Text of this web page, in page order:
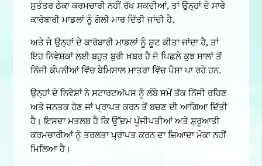
ਸੁਤੰਤਰ ਠੇਕਾ ਕਰਮਚਾਰੀ ਨਹੀਂ ਰੱਖ ਸਕਦੀਆਂ, ਤਾਂ ਉਨ੍ਹਾਂ ਦੇ ਸਾਰੇ
ਕਾਰੋਬਾਰੀ ਮਾਡਲਾਂ ਨੂੰ ਗੋਲੀ ਮਾਰ ਦਿੱਤੀ ਜਾਂਦੀ ਹੈ.
ਅਤੇ ਜੇ ਉਨ੍ਹਾਂ ਦੇ ਕਾਰੋਬਾਰੀ ਮਾਡਲਾਂ ਨੂੰ ਸ਼ੂਟ ਕੀਤਾ ਜਾਂਦਾ ਹੈ, ਤਾਂ
ਇਹ ਨਿਵੇਸ਼ਕਾਂ ਲਈ ਬਹੁਤ ਬੁਰੀ ਖ਼ਬਰ ਹੈ ਜੋ ਪਿਛਲੇ ਕੁਝ ਸਾਲਾਂ ਤੋਂ
ਨਿੱਜੀ ਕੰਪਨੀਆਂ ਵਿੱਚ ਬੇਮਿਸਾਲ ਮਾਤਰਾ ਵਿੱਚ ਪੈਸਾ ਪਾ ਰਹੇ ਹਨ.
ਉਨ੍ਹਾਂ ਦੇ ਨਿਵੇਸ਼ਾਂ ਨੇ ਸਟਾਰਟਅੱਪਸ ਨੂੰ ਲੰਬੇ ਸਮੇਂ ਤੱਕ ਨਿੱਜੀ ਰਹਿਣ
ਅਤੇ ਜਨਤਕ ਹੋਣ ਜਾਂ ਪ੍ਰਾਪਤ ਕਰਨ ਤੋਂ ਬਚਣ ਦੀ ਆਗਿਆ ਦਿੱਤੀ
ਹੈ। ਇਸਦਾ ਮਤਲਬ ਹੈ ਕਿ ਉੱਦਮ ਪੂੰਜੀਪਤੀਆਂ ਅਤੇ ਸ਼ੁਰੂਆਤੀ
ਕਰਮਚਾਰੀਆਂ ਨੂੰ ਤਰਲਤਾ ਪ੍ਰਾਪਤ ਕਰਨ ਦਾ ਜ਼ਿਆਦਾ ਮੌਕਾ ਨਹੀਂ
ਮਿਲਿਆ ਹੈ।